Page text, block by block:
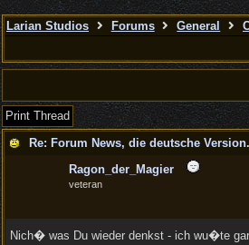
Larian Studios Forums General
Print Thread
Re: Forum News, die deutsche Version.
Ragon_der_Magier
veteran
Nich� was Du wieder denkst - ich wu�te